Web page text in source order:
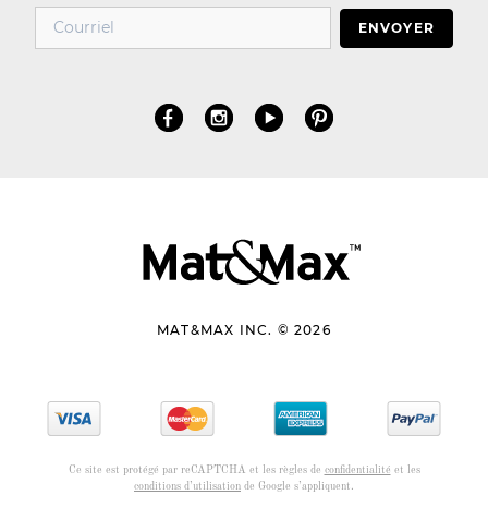
ENVOYER
MAT&MAX INC. © 2026
Ce site est protégé par reCAPTCHA et les règles de confidentialité et les
conditions d’utilisation de Google s’appliquent.